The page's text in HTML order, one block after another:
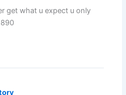
get what u expect u only